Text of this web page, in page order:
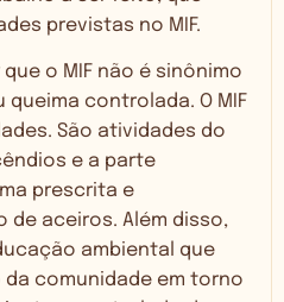
previstas no MIF.
o MIF não é sinônimo
controlada. O MIF
São atividades do
e a parte
prescrita e
aceiros. Além disso,
ambiental que
comunidade em torno